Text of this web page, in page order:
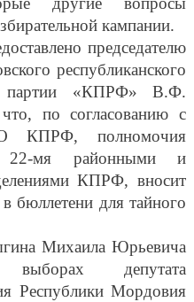
кампании.
председателю
республиканского
партии «КПРФ» В.Ф.
по согласованию с
КПРФ, полномочия
22-мя районными и
КПРФ, вносит
бюллетени для тайного
Михаила Юрьевича
депутата
Республики Мордовия